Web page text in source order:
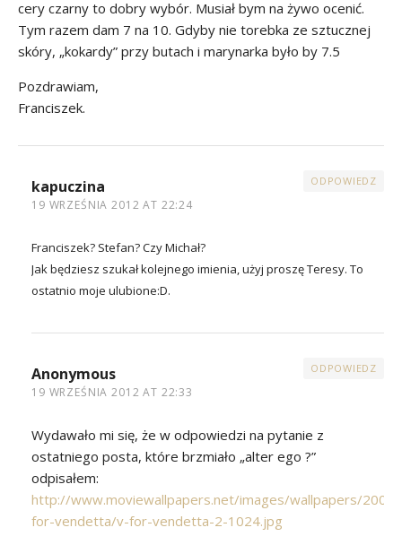
cery czarny to dobry wybór. Musiał bym na żywo ocenić.
Tym razem dam 7 na 10. Gdyby nie torebka ze sztucznej
skóry, „kokardy” przy butach i marynarka było by 7.5
Pozdrawiam,
Franciszek.
kapuczina
19 WRZEŚNIA 2012 AT 22:24
ODPOWIEDZ
Franciszek? Stefan? Czy Michał?
Jak będziesz szukał kolejnego imienia, użyj proszę Teresy. To
ostatnio moje ulubione:D.
Anonymous
19 WRZEŚNIA 2012 AT 22:33
ODPOWIEDZ
Wydawało mi się, że w odpowiedzi na pytanie z
ostatniego posta, które brzmiało „alter ego ?”
odpisałem:
http://www.moviewallpapers.net/images/wallpapers/
for-vendetta/v-for-vendetta-2-1024.jpg